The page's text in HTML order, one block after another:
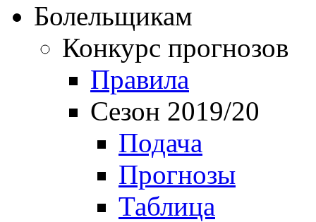
Болельщикам
Конкурс прогнозов
Правила
Сезон 2019/20
Подача
Прогнозы
Таблица